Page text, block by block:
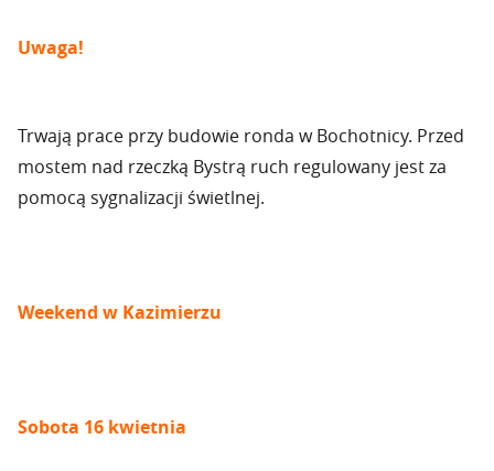
Uwaga!
Trwają prace przy budowie ronda w Bochotnicy. Przed
mostem nad rzeczką Bystrą ruch regulowany jest za
pomocą sygnalizacji świetlnej.
Weekend w Kazimierzu
Sobota 16 kwietnia